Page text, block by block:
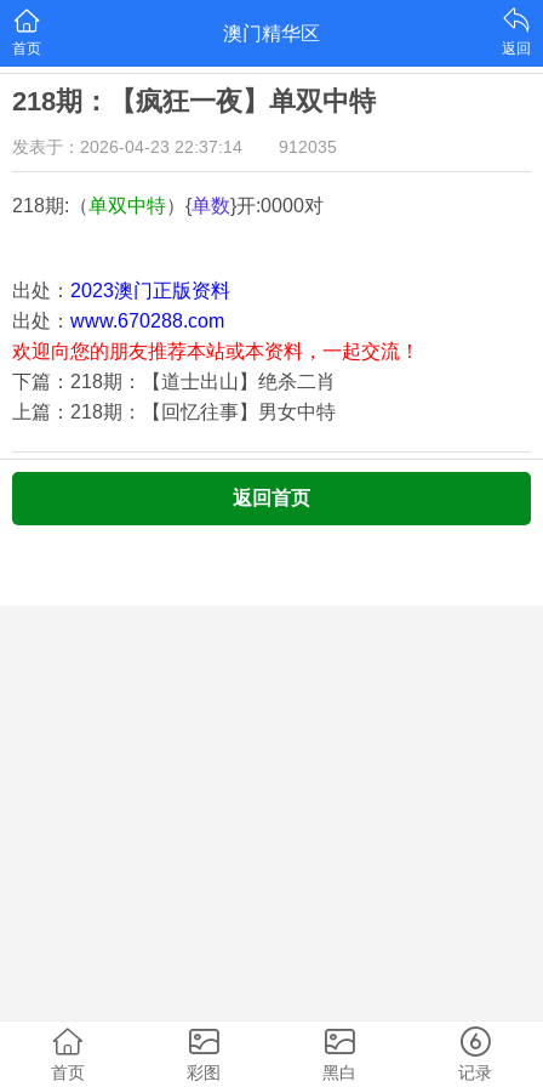
首页
澳门精华区
返回
218期：【疯狂一夜】单双中特
发表于：2026-04-23 22:37:14 912035
218期:（单双中特）{单数}开:0000对
出处： 2023澳门正版资料
出处： www.670288.com
欢迎向您的朋友推荐本站或本资料，一起交流！
下篇：218期：【道士出山】绝杀二肖
上篇：218期：【回忆往事】男女中特
返回首页
首页 彩图 黑白 记录